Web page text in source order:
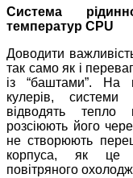
Система
температур CPU
Доводити
так само як і
із “баштами”. На
кулерів,
відводять
розсіюють його
не створюють
корпуса, як це
повітряного